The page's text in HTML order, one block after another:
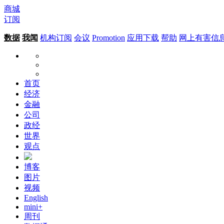
商城
订阅
数据 我闻 机构订阅 会议 Promotion 应用下载 帮助 网上有害信
首页
经济
金融
公司
政经
世界
观点
博客
图片
视频
English
mini+
周刊